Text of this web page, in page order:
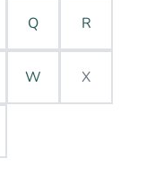
Q R
W X